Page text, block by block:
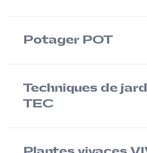
Potager POT
Techniques de
TEC